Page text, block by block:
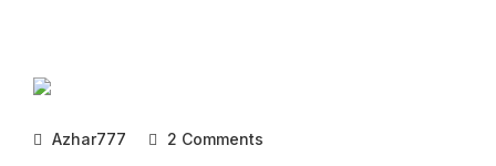
Azhar777 2 Comments